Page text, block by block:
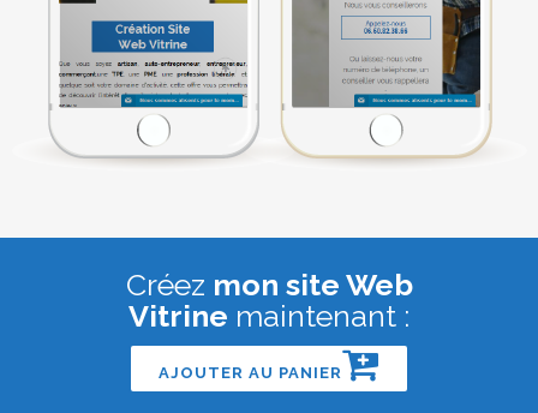
Créez mon site Web
Vitrine maintenant :
AJOUTER AU PANIER